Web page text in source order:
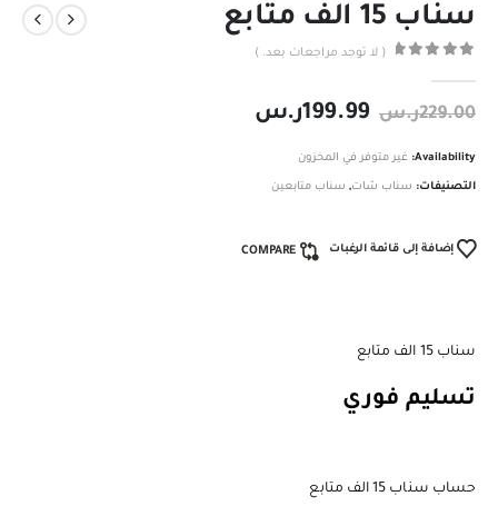
سناب 15 الف متابع
( لا توجد مراجعات بعد. )
229.00ر.س 199.99ر.س
Availability: غير متوفر في المخزون
التصنيفات: سناب شات, سناب متابعين
إضافة إلى قائمة الرغبات COMPARE
سناب 15 الف متابع
تسليم فوري ️
حساب سناب 15 الف متابع